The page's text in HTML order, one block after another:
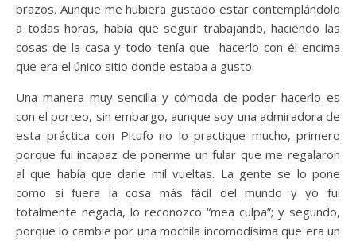
brazos. Aunque me hubiera gustado estar contemplándolo
a todas horas, había que seguir trabajando, haciendo las
cosas de la casa y todo tenía que hacerlo con él encima
que era el único sitio donde estaba a gusto.
Una manera muy sencilla y cómoda de poder hacerlo es
con el porteo, sin embargo, aunque soy una admiradora de
esta práctica con Pitufo no lo practique mucho, primero
porque fui incapaz de ponerme un fular que me regalaron
al que había que darle mil vueltas. La gente se lo pone
como si fuera la cosa más fácil del mundo y yo fui
totalmente negada, lo reconozco “mea culpa”; y segundo,
porque lo cambie por una mochila incomodísima que era un